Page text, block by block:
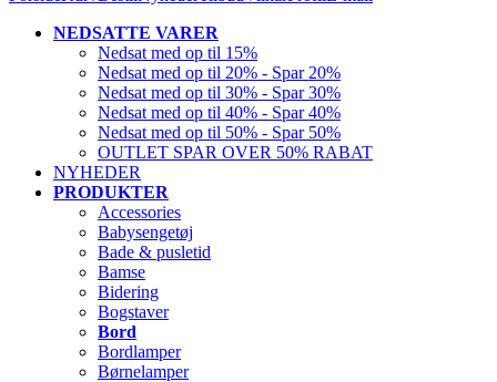
NEDSATTE VARER
Nedsat med op til 15%
Nedsat med op til 20% - Spar 20%
Nedsat med op til 30% - Spar 30%
Nedsat med op til 40% - Spar 40%
Nedsat med op til 50% - Spar 50%
OUTLET SPAR OVER 50% RABAT
NYHEDER
PRODUKTER
Accessories
Babysengetøj
Bade & pusletid
Bamse
Bidering
Bogstaver
Bord
Bordlamper
Børnelamper